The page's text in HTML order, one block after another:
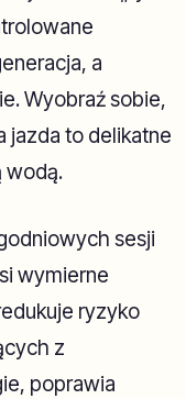
a
Wyobraź sobie,
jazda to delikatne
wodą.
sesji
wymierne
ryzyko
z
poprawia